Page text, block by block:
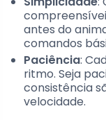
antes do
comandos
Paciência:
ritmo. Seja
consistência
velocidade.